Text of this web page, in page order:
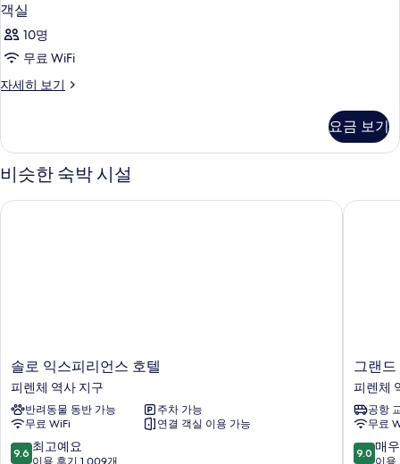
객실
10명
무료 WiFi
자세히 보기
객
히
기
요금 보기
비슷한 숙박 시설
솔
로
익
스
피
리
언
솔로 익스피리언스 호텔
피렌체 역사 지구
반려동물 동반 가능
주차 가능
무료 WiFi
연결 객실 이용 가능
10
9.6 최고예요
솔로 익스피리언스 호텔
그
랜
드
호
텔
발
리
그랜
피렌체
공항
무료
10
9.0 매
그랜드